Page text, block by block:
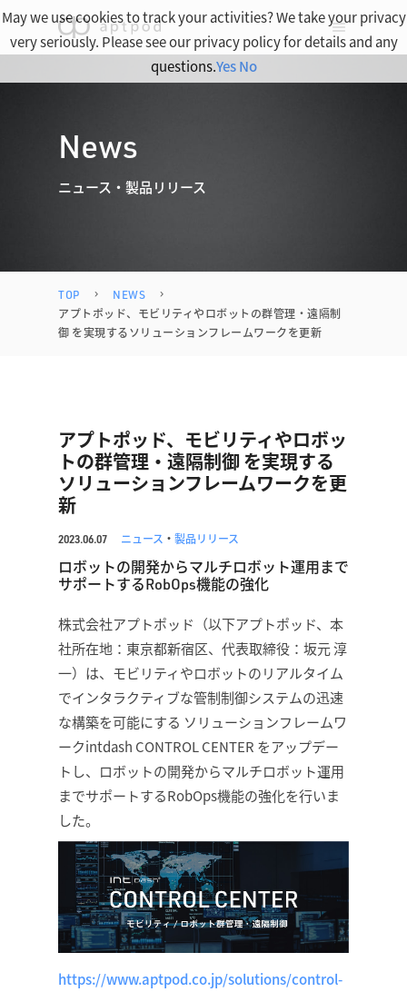
News
ニュース・製品リリース
TOP
NEWS
アプトポッド、モビリティやロボットの群管理・遠隔制
御 を実現するソリューションフレームワークを更新
アプトポッド、モビリティやロボッ
トの群管理・遠隔制御 を実現する
ソリューションフレームワークを更
新
2023.06.07 ニュース ・ 製品リリース
ロボットの開発からマルチロボット運用まで
サポートするRobOps機能の強化
株式会社アプトポッド（以下アプトポッド、本
社所在地：東京都新宿区、代表取締役：坂元 淳
一）は、モビリティやロボットのリアルタイム
でインタラクティブな管制制御システムの迅速
な構築を可能にする ソリューションフレームワ
ークintdash CONTROL CENTER をアップデー
トし、ロボットの開発からマルチロボット運用
までサポートするRobOps機能の強化を行いま
した。
https://www.aptpod.co.jp/solutions/control-
May we use cookies to track your activities? We take your privacy
very seriously. Please see our privacy policy for details and any
questions.Yes No